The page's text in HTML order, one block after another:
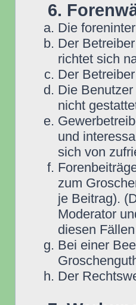
6.
Die
Der
richtet sich
Der
Die
nicht
und
sich von
zum
je Beitrag).
Moderator
diesen
Bei einer
Der